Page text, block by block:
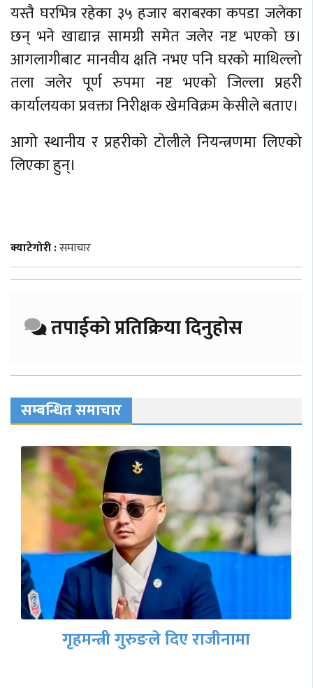
यस्तै घरभित्र रहेका ३५ हजार बराबरका कपडा जलेका
छन् भने खाद्यान्न सामग्री समेत जलेर नष्ट भएको छ।
आगलागीबाट मानवीय क्षति नभए पनि घरको माथिल्लो
तला जलेर पूर्ण रुपमा नष्ट भएको जिल्ला प्रहरी
कार्यालयका प्रवक्ता निरीक्षक खेमविक्रम केसीले बताए।
आगो स्थानीय र प्रहरीको टोलीले नियन्त्रणमा लिएको
लिएका हुन्।
क्याटेगोरी :समाचार
तपाईको प्रतिक्रिया दिनुहोस
सम्बन्धित समाचार
गृहमन्त्री गुरुङले दिए राजीनामा